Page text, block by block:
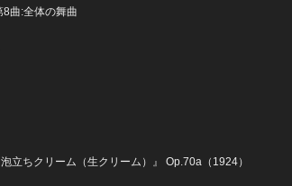
曲:全体の舞曲
ちクリーム（生クリーム）』 Op.70a（1924）